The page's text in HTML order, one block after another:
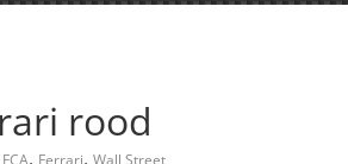
rood
FCA, Ferrari, Wall Street